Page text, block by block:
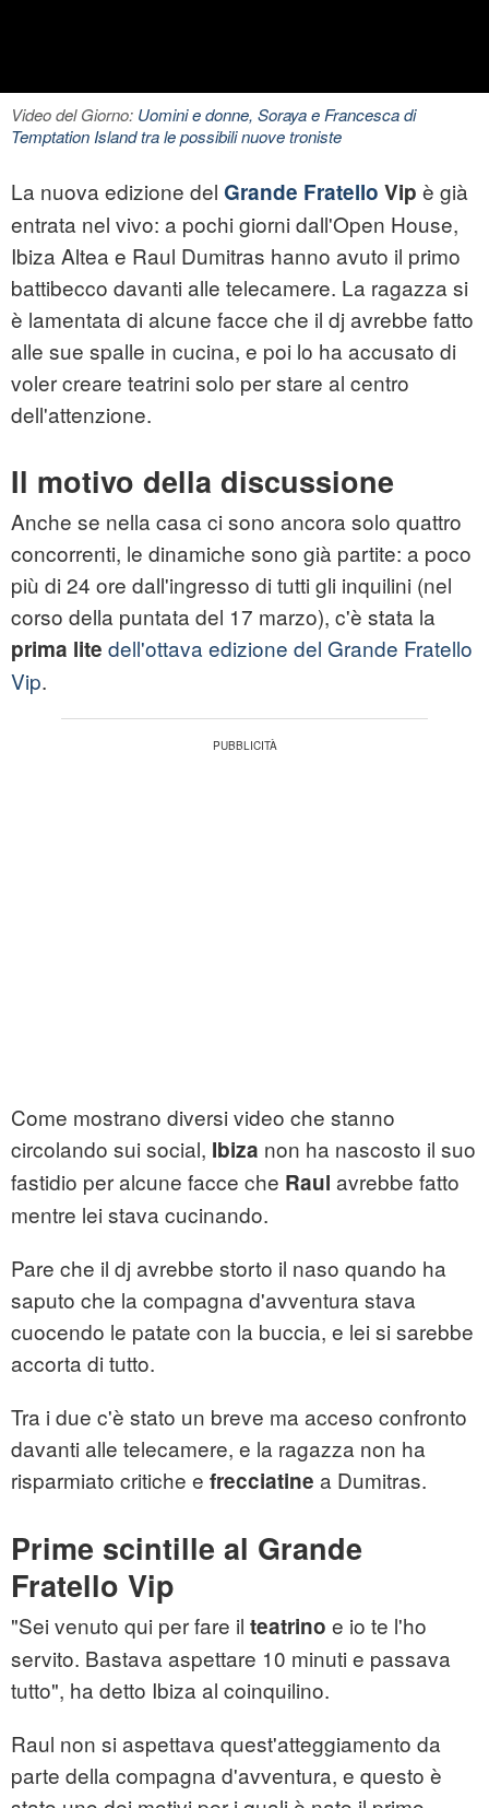
Video del Giorno: Uomini e donne, Soraya e Francesca di
Temptation Island tra le possibili nuove troniste
La nuova edizione del Grande Fratello Vip è già
entrata nel vivo: a pochi giorni dall'Open House,
Ibiza Altea e Raul Dumitras hanno avuto il primo
battibecco davanti alle telecamere. La ragazza si
è lamentata di alcune facce che il dj avrebbe fatto
alle sue spalle in cucina, e poi lo ha accusato di
voler creare teatrini solo per stare al centro
dell'attenzione.
Il motivo della discussione
Anche se nella casa ci sono ancora solo quattro
concorrenti, le dinamiche sono già partite: a poco
più di 24 ore dall'ingresso di tutti gli inquilini (nel
corso della puntata del 17 marzo), c'è stata la
prima lite dell'ottava edizione del Grande Fratello
Vip.
Come mostrano diversi video che stanno
circolando sui social, Ibiza non ha nascosto il suo
fastidio per alcune facce che Raul avrebbe fatto
mentre lei stava cucinando.
Pare che il dj avrebbe storto il naso quando ha
saputo che la compagna d'avventura stava
cuocendo le patate con la buccia, e lei si sarebbe
accorta di tutto.
Tra i due c'è stato un breve ma acceso confronto
davanti alle telecamere, e la ragazza non ha
risparmiato critiche e frecciatine a Dumitras.
Prime scintille al Grande
Fratello Vip
"Sei venuto qui per fare il teatrino e io te l'ho
servito. Bastava aspettare 10 minuti e passava
tutto", ha detto Ibiza al coinquilino.
Raul non si aspettava quest'atteggiamento da
parte della compagna d'avventura, e questo è